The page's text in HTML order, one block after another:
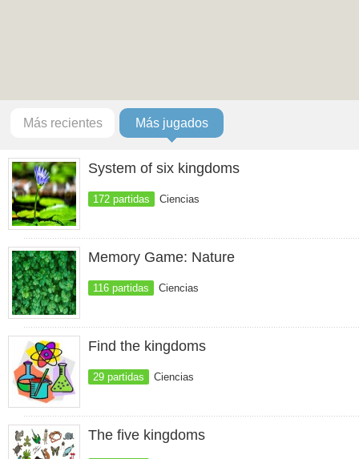
Más recientes Más jugados
System of six kingdoms
172 partidas Ciencias
Memory Game: Nature
116 partidas Ciencias
Find the kingdoms
29 partidas Ciencias
The five kingdoms